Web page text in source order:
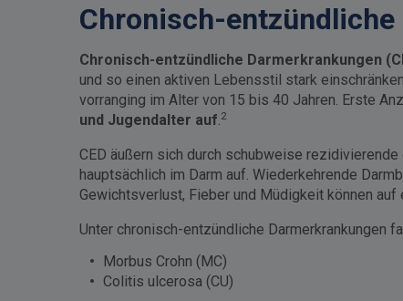
Chronisch-
Chronisch-entzündliche Darmerkrankungen
und so einen aktiven Lebensstil stark
vorranging im Alter von 15 bis 40 Jahren. Erste
und Jugendalter auf.2
CED äußern sich durch schubweise
hauptsächlich im Darm auf. Wiederkehrende
Gewichtsverlust, Fieber und Müdigkeit können
Unter chronisch-entzündliche Darmerkrankungen
Morbus Crohn (MC)
Colitis ulcerosa (CU)